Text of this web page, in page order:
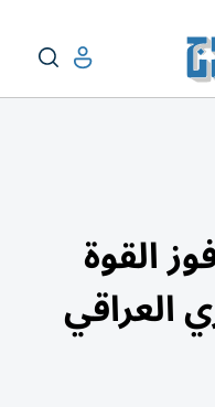
القوة
العراقي